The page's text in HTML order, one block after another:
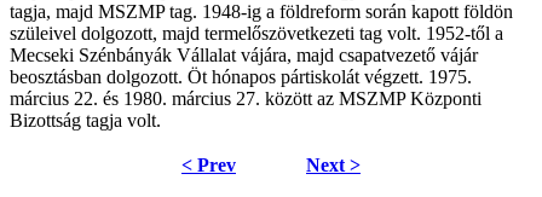
tagja, majd MSZMP tag. 1948-ig a földreform során kapott földön
szüleivel dolgozott, majd termelőszövetkezeti tag volt. 1952-től a
Mecseki Szénbányák Vállalat vájára, majd csapatvezető vájár
beosztásban dolgozott. Öt hónapos pártiskolát végzett. 1975.
március 22. és 1980. március 27. között az MSZMP Központi
Bizottság tagja volt.
< Prev Next >